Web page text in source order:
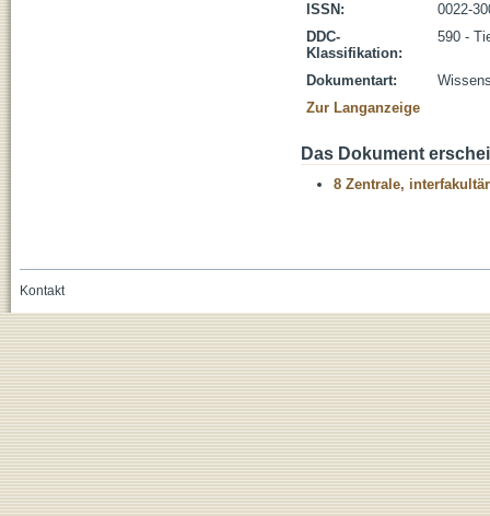
ISSN:
0022-
DDC-
Klassifikation:
590 -
Dokumentart:
Zur Langanzeige
Das Dokument
8 Zentrale,
Kontakt